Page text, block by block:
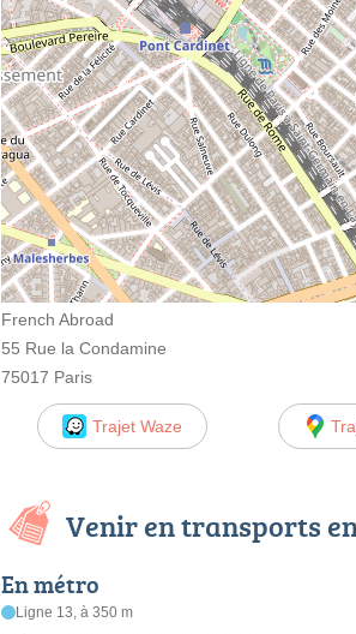
French Abroad
55 Rue la Condamine
75017 Paris
Trajet Waze
Venir en transports
En métro
Ligne 13, à 350 m